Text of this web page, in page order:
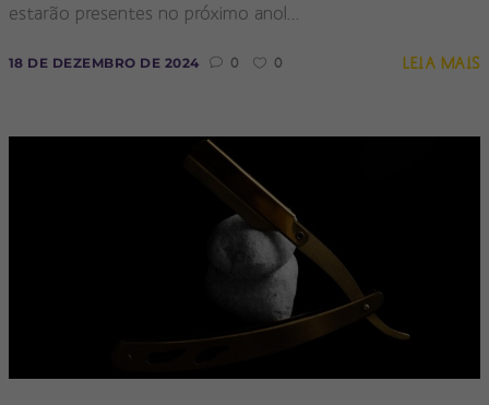
estarão presentes no próximo ano!...
18 DE DEZEMBRO DE 2024 0 0 LEIA MAIS